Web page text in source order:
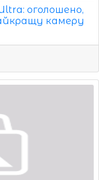
оголошено,
камеру